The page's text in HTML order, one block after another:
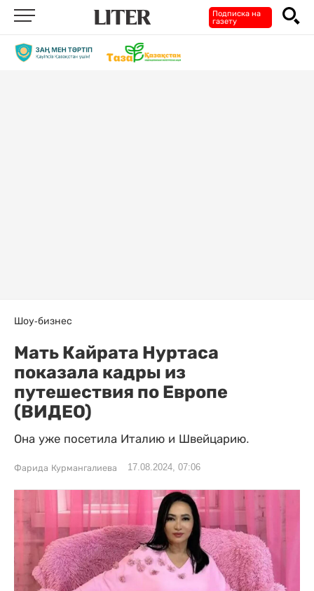
Подписка на
газету
Шоу-бизнес
Мать Кайрата Нуртаса
показала кадры из
путешествия по Европе
(ВИДЕО)
Она уже посетила Италию и Швейцарию.
Фарида Курмангалиева 17.08.2024, 07:06